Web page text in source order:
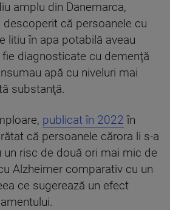
amplu din Danemarca,
descoperit că persoanele cu
litiu în apa potabilă aveau
diagnosticate cu demenţă
apă cu niveluri mai
substanţă.
publicat în 2022 în
că persoanele cărora li s-a
un risc de două ori mai mic de
Alzheimer comparativ cu un
ce sugerează un efect